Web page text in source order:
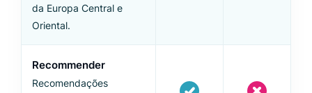
da Europa Central e
Oriental.
Recommender
Recomendações